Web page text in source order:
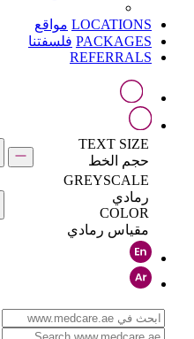
LOCATIONS مواقع
PACKAGES فلسفتنا
REFERRALS
TEXT SIZE
حجم الخط
GREYSCALE
رمادي
COLOR
مقياس رمادي